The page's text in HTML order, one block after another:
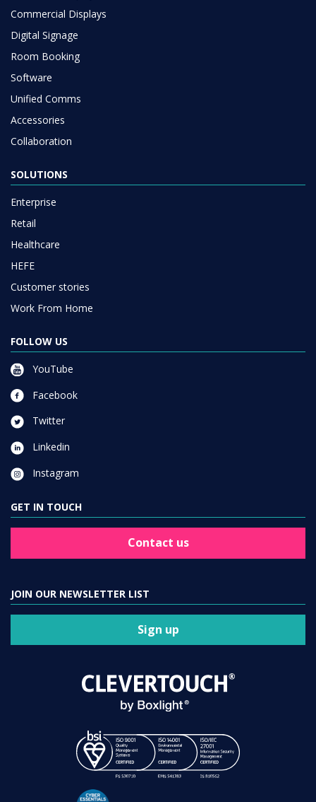
Commercial Displays
Digital Signage
Room Booking
Software
Unified Comms
Accessories
Collaboration
SOLUTIONS
Enterprise
Retail
Healthcare
HEFE
Customer stories
Work From Home
FOLLOW US
YouTube
Facebook
Twitter
Linkedin
Instagram
GET IN TOUCH
Contact us
JOIN OUR NEWSLETTER LIST
Sign up